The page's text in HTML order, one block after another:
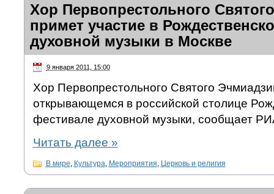
Хор Первопрестольного
примет участие в
духовной музыки в Москве
9 января 2011, 15:00
Хор Первопрестольного Святого
открывающемся в российской столице
фестивале духовной музыки, сообщает
Читать далее »
В мире, Культура, Мероприятия, Церковь и религия